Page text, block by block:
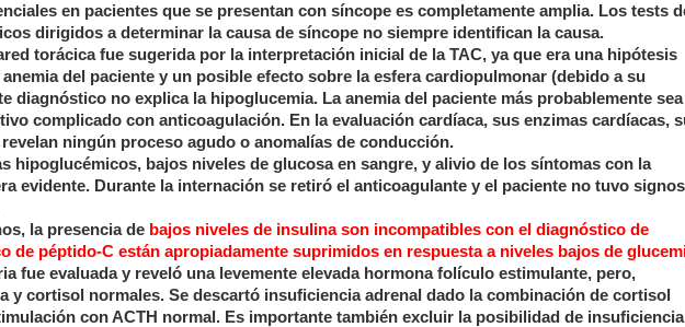
en pacientes que se presentan con síncope es completamente amplia. Los tests
dirigidos a determinar la causa de síncope no siempre identifican la causa.
torácica fue sugerida por la interpretación inicial de la TAC, ya que era una hipótesis
del paciente y un posible efecto sobre la esfera cardiopulmonar (debido a su
diagnóstico no explica la hipoglucemia. La anemia del paciente más probablemente sea
complicado con anticoagulación. En la evaluación cardíaca, sus enzimas cardíacas,
ningún proceso agudo o anomalías de conducción.
hipoglucémicos, bajos niveles de glucosa en sangre, y alivio de los síntomas con la
evidente. Durante la internación se retiró el anticoagulante y el paciente no tuvo signos
la presencia de bajos niveles de insulina son incompatibles con el diagnóstico de
de péptido-C están apropiadamente suprimidos en respuesta a niveles bajos de
fue evaluada y reveló una levemente elevada hormona folículo estimulante, pero,
y cortisol normales. Se descartó insuficiencia adrenal dado la combinación de cortisol
con ACTH normal. Es importante también excluir la posibilidad de insuficiencia